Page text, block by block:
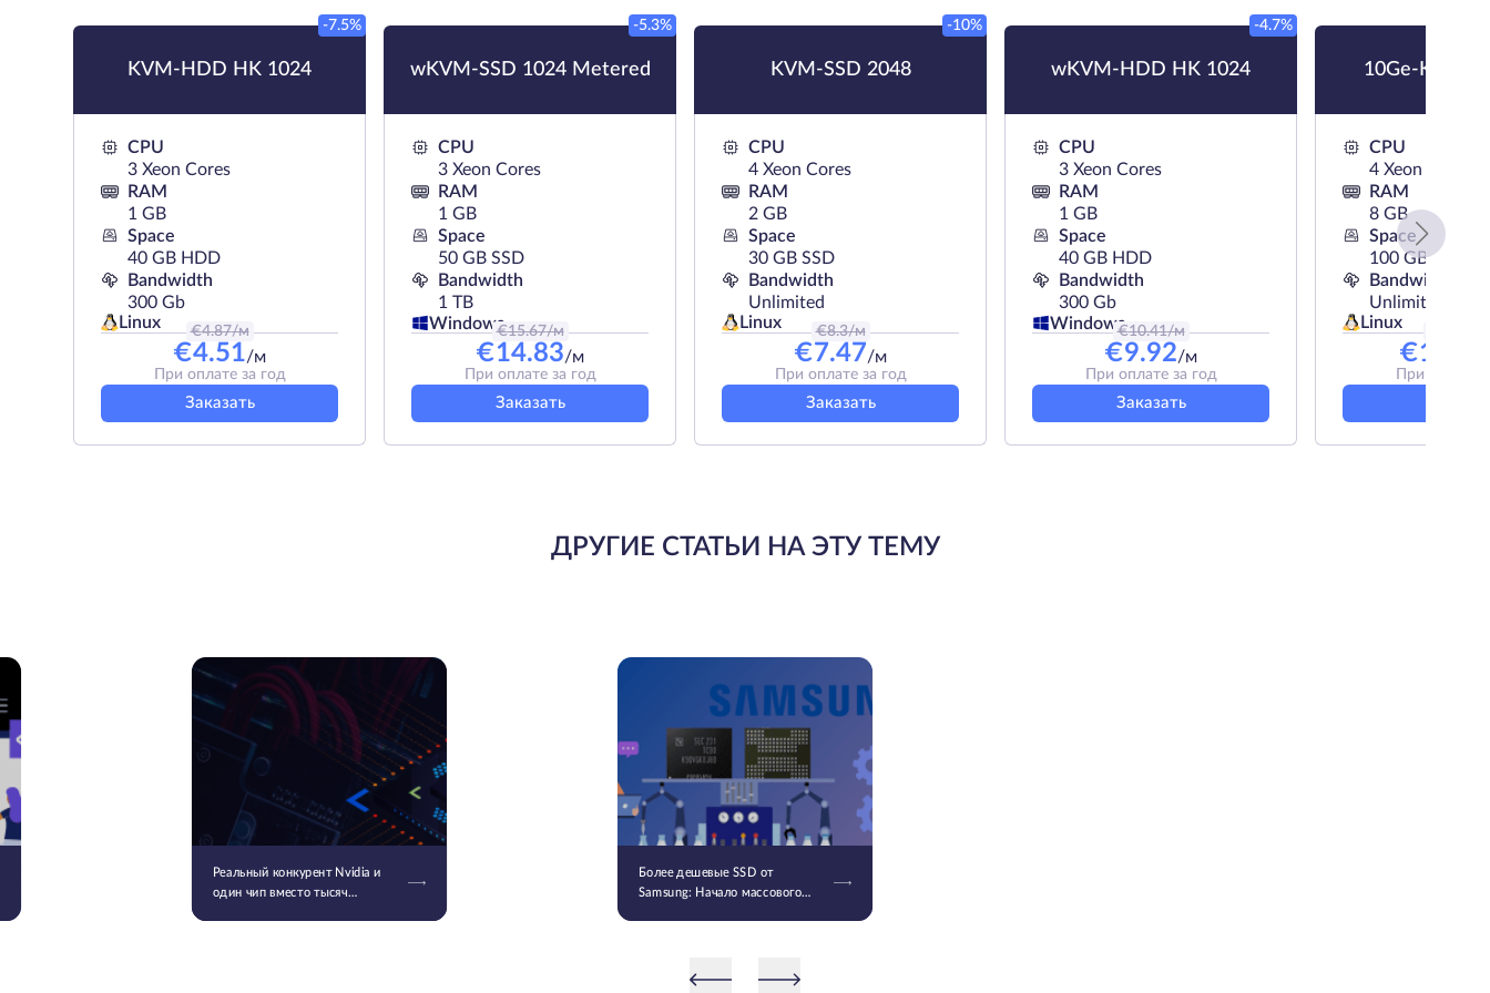
KVM-HDD HK 1024
-7.5%
CPU
3 Xeon Cores
RAM
1 GB
Space
40 GB HDD
Bandwidth
300 Gb
Linux
€4.87/м
€4.51/м
При оплате за год
Заказать
wKVM-SSD 1024 Metered
-5.3%
CPU
3 Xeon Cores
RAM
1 GB
Space
50 GB SSD
Bandwidth
1 TB
Windows
€15.67/м
€14.83/м
При оплате за год
Заказать
KVM-SSD 2048
-10%
CPU
4 Xeon Cores
RAM
2 GB
Space
30 GB SSD
Bandwidth
Unlimited
Linux
€8.3/м
€7.47/м
При оплате за год
Заказать
wKVM-HDD HK 1024
-4.7%
CPU
3 Xeon Cores
RAM
1 GB
Space
40 GB HDD
Bandwidth
300 Gb
Windows
€10.41/м
€9.92/м
При оплате за год
Заказать
10Ge-KVM-
CPU
4 Xeon Cores
RAM
8 GB
Space
100 GB SSD
Bandwidth
Unlimited
Linux
€
При оплате
ДРУГИЕ СТАТЬИ НА ЭТУ ТЕМУ
Реальный конкурент Nvidia и
один чип вместо тысяч
Более дешевые SSD от
Samsung: Начало массового